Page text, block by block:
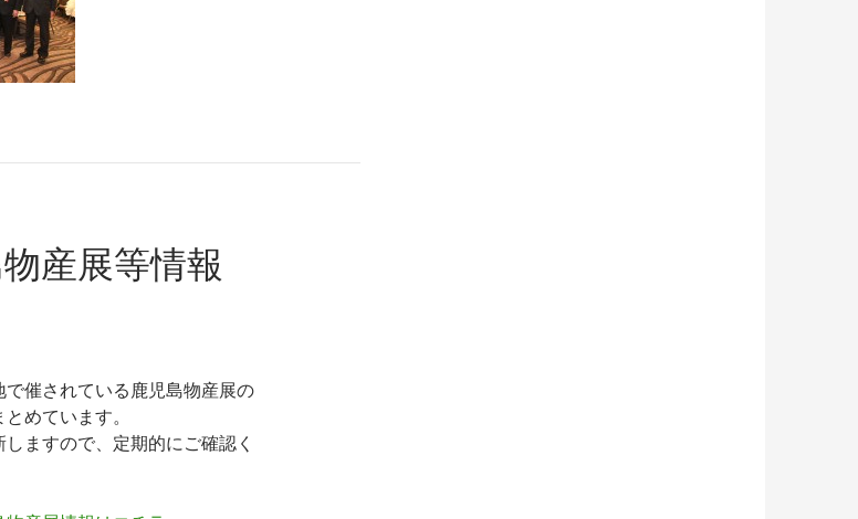
産展等情報
で催されている鹿児島物産展の
めています。
しますので、定期的にご確認く